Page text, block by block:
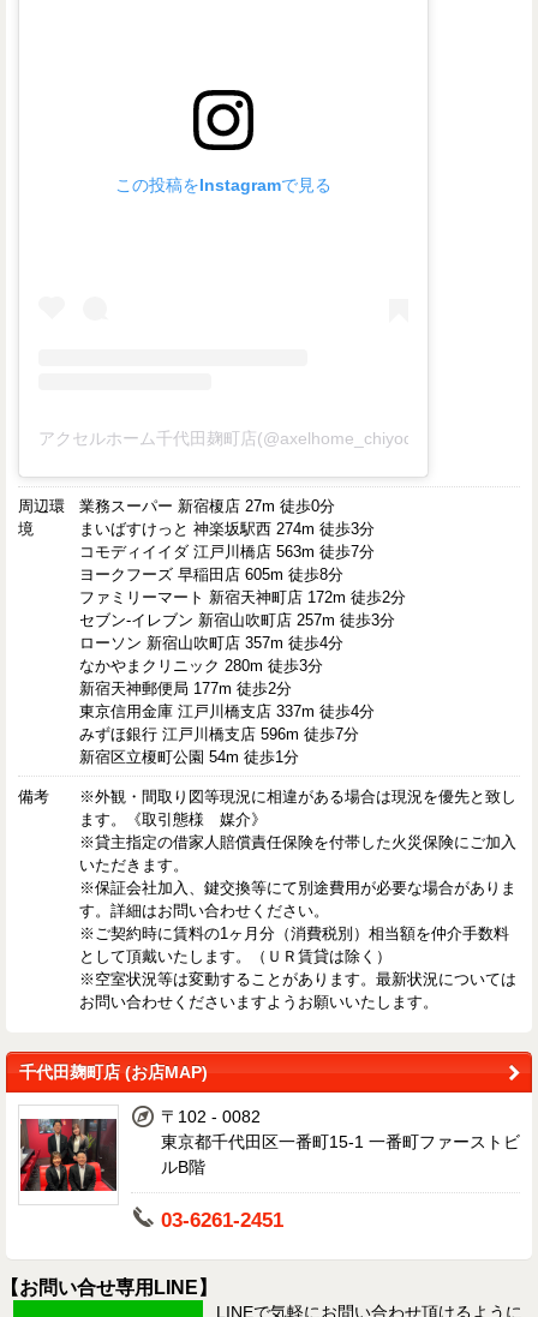
この投稿をInstagramで見る
アクセルホーム千代田麹町店(@axelhome_chiyodakojimachi)が
周辺環
境
業務スーパー 新宿榎店 27m 徒歩0分
まいばすけっと 神楽坂駅西 274m 徒歩3分
コモディイイダ 江戸川橋店 563m 徒歩7分
ヨークフーズ 早稲田店 605m 徒歩8分
ファミリーマート 新宿天神町店 172m 徒歩2分
セブン-イレブン 新宿山吹町店 257m 徒歩3分
ローソン 新宿山吹町店 357m 徒歩4分
なかやまクリニック 280m 徒歩3分
新宿天神郵便局 177m 徒歩2分
東京信用金庫 江戸川橋支店 337m 徒歩4分
みずほ銀行 江戸川橋支店 596m 徒歩7分
新宿区立榎町公園 54m 徒歩1分
備考
※外観・間取り図等現況に相違がある場合は現況を優先と致し
ます。《取引態様 媒介》
※貸主指定の借家人賠償責任保険を付帯した火災保険にご加入
いただきます。
※保証会社加入、鍵交換等にて別途費用が必要な場合がありま
す。詳細はお問い合わせください。
※ご契約時に賃料の1ヶ月分（消費税別）相当額を仲介手数料
として頂戴いたします。（ＵＲ賃貸は除く）
※空室状況等は変動することがあります。最新状況については
お問い合わせくださいますようお願いいたします。
千代田麹町店 (お店MAP)
〒102 - 0082
東京都千代田区一番町15-1 一番町ファーストビ
ルB階
03-6261-2451
【お問い合せ専用LINE】
LINEで気軽にお問い合わせ頂けるように